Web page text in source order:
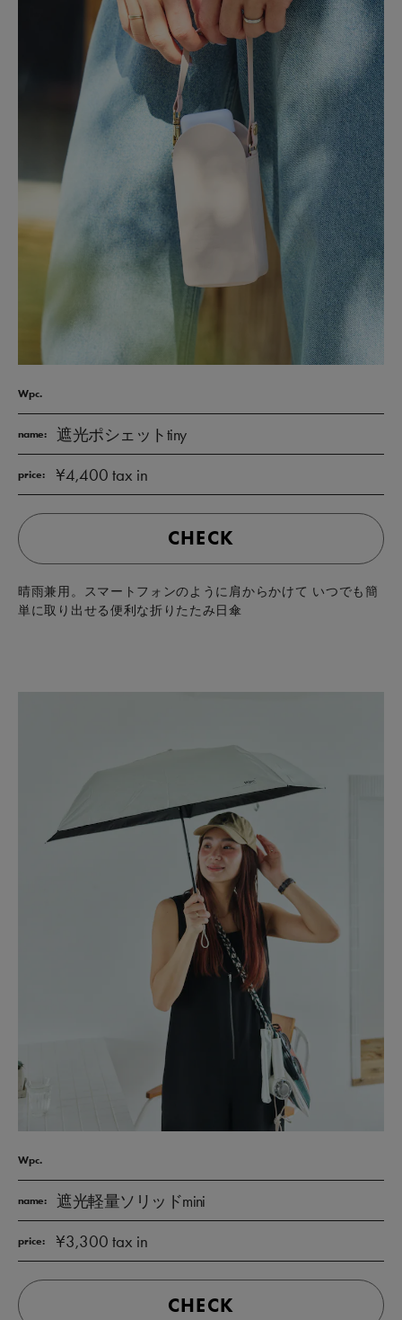
Wpc.
name: 遮光ポシェットtiny
price: ¥4,400 tax in
CHECK
晴雨兼用。スマートフォンのように肩からかけて いつでも簡
単に取り出せる便利な折りたたみ日傘
Wpc.
name: 遮光軽量ソリッドmini
price: ¥3,300 tax in
CHECK